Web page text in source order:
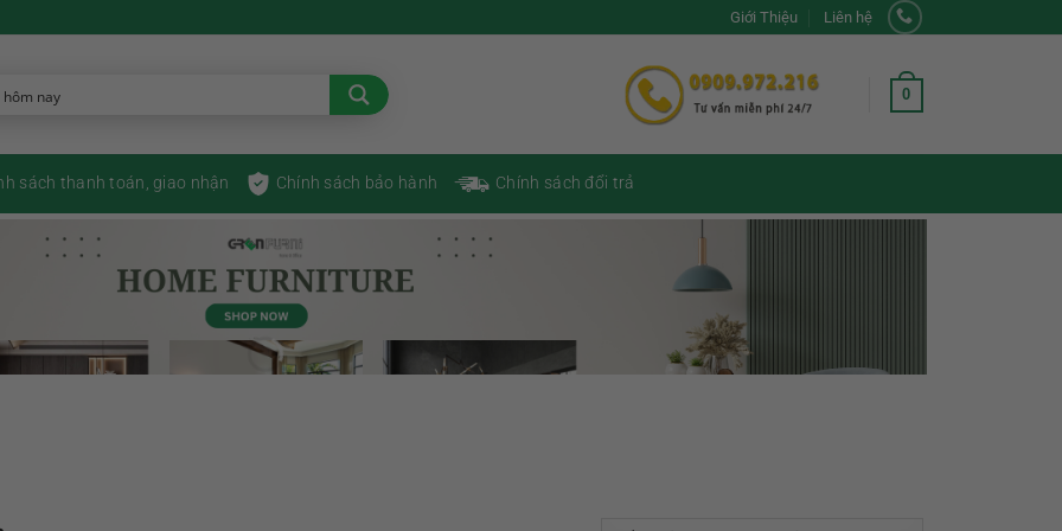
Giới Thiệu Liên hệ
0
sách thanh toán, giao nhận Chính sách bảo hành Chính sách đổi trả